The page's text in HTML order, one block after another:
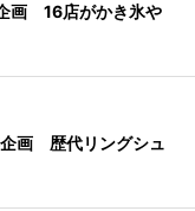
画 16店がかき氷や
画 歴代リングシュ